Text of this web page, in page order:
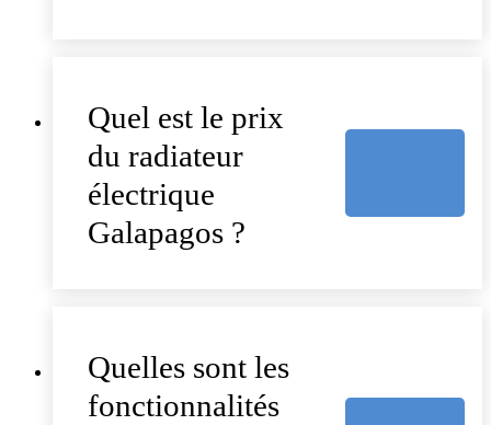
Quel est le prix
du radiateur
électrique
Galapagos ?
Quelles sont les
fonctionnalités